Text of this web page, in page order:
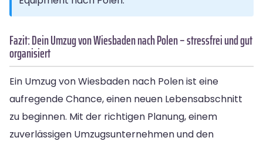
Fazit: Dein Umzug von Wiesbaden nach Polen – stressfrei und gut
organisiert
Ein Umzug von Wiesbaden nach Polen ist eine
aufregende Chance, einen neuen Lebensabschnitt
zu beginnen. Mit der richtigen Planung, einem
zuverlässigen Umzugsunternehmen und den